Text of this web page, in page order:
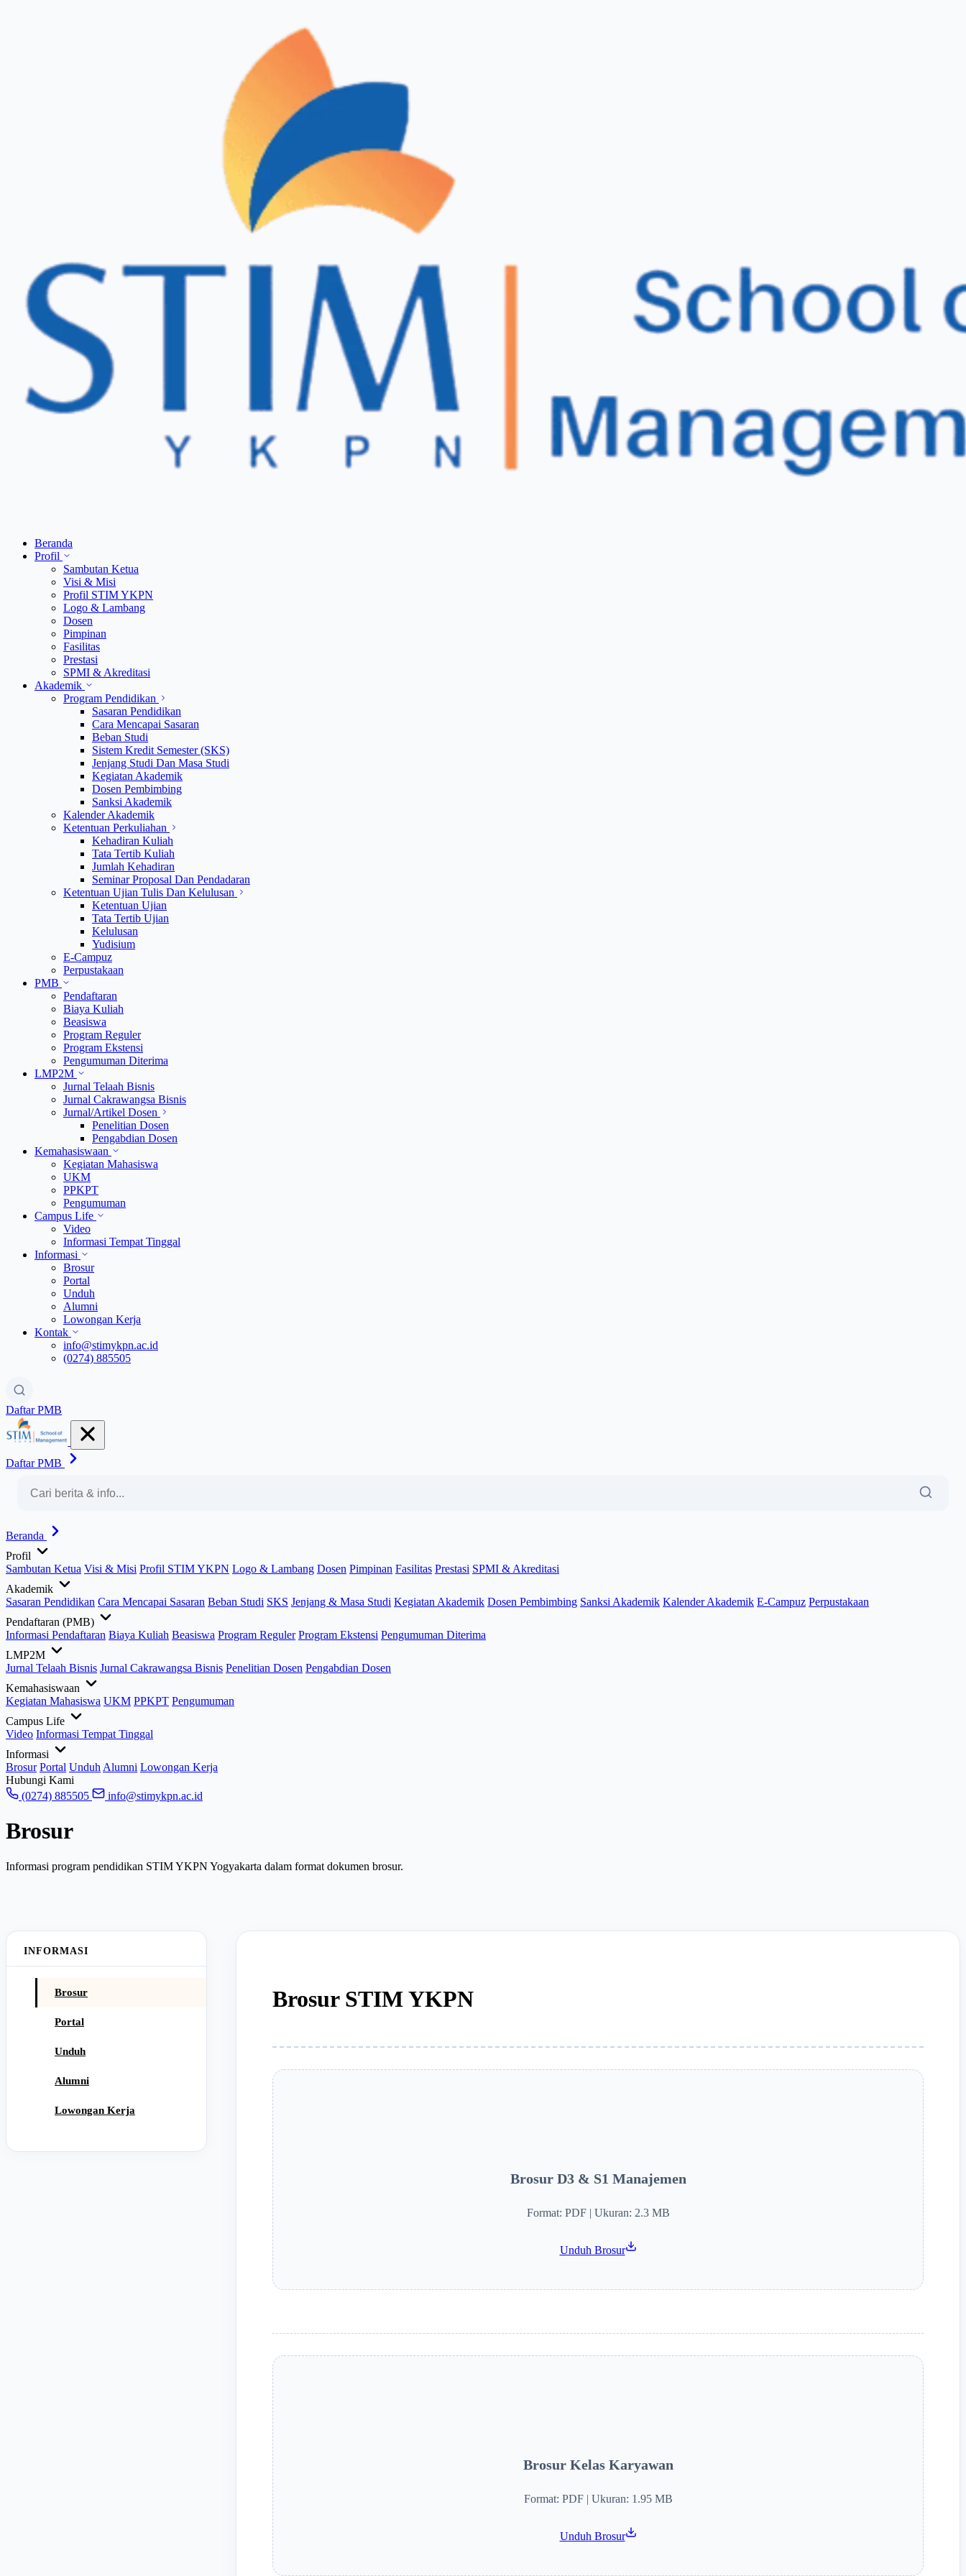
Beranda
Profil
Sambutan Ketua
Visi & Misi
Profil STIM YKPN
Logo & Lambang
Dosen
Pimpinan
Fasilitas
Prestasi
SPMI & Akreditasi
Akademik
Program Pendidikan
Sasaran Pendidikan
Cara Mencapai Sasaran
Beban Studi
Sistem Kredit Semester (SKS)
Jenjang Studi Dan Masa Studi
Kegiatan Akademik
Dosen Pembimbing
Sanksi Akademik
Kalender Akademik
Ketentuan Perkuliahan
Kehadiran Kuliah
Tata Tertib Kuliah
Jumlah Kehadiran
Seminar Proposal Dan Pendadaran
Ketentuan Ujian Tulis Dan Kelulusan
Ketentuan Ujian
Tata Tertib Ujian
Kelulusan
Yudisium
E-Campuz
Perpustakaan
PMB
Pendaftaran
Biaya Kuliah
Beasiswa
Program Reguler
Program Ekstensi
Pengumuman Diterima
LMP2M
Jurnal Telaah Bisnis
Jurnal Cakrawangsa Bisnis
Jurnal/Artikel Dosen
Penelitian Dosen
Pengabdian Dosen
Kemahasiswaan
Kegiatan Mahasiswa
UKM
PPKPT
Pengumuman
Campus Life
Video
Informasi Tempat Tinggal
Informasi
Brosur
Portal
Unduh
Alumni
Lowongan Kerja
Kontak
info@stimykpn.ac.id
(0274) 885505
Daftar PMB
Daftar PMB
Beranda
Profil
Sambutan Ketua Visi & Misi Profil STIM YKPN Logo & Lambang Dosen Pimpinan Fasilitas Prestasi SPMI & Akreditasi
Akademik
Sasaran Pendidikan Cara Mencapai Sasaran Beban Studi SKS Jenjang & Masa Studi Kegiatan Akademik Dosen Pembimbing Sanksi Akademik Kalender Akademik E-Campuz Perpustakaan
Pendaftaran (PMB)
Informasi Pendaftaran Biaya Kuliah Beasiswa Program Reguler Program Ekstensi Pengumuman Diterima
LMP2M
Jurnal Telaah Bisnis Jurnal Cakrawangsa Bisnis Penelitian Dosen Pengabdian Dosen
Kemahasiswaan
Kegiatan Mahasiswa UKM PPKPT Pengumuman
Campus Life
Video Informasi Tempat Tinggal
Informasi
Brosur Portal Unduh Alumni Lowongan Kerja
Hubungi Kami
(0274) 885505
info@stimykpn.ac.id
Brosur
Informasi program pendidikan STIM YKPN Yogyakarta dalam format dokumen brosur.
INFORMASI
Brosur
Portal
Unduh
Alumni
Lowongan Kerja
Brosur STIM YKPN
Brosur D3 & S1 Manajemen
Format: PDF | Ukuran: 2.3 MB
Unduh Brosur
Brosur Kelas Karyawan
Format: PDF | Ukuran: 1.95 MB
Unduh Brosur